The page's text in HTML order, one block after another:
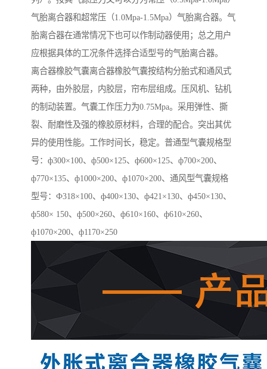
气胎离合器和超常压（1.0Mpa-1.5Mpa）气胎离合器。气
胎离合器在通常情况下也可以作制动器使用；总之用户
应根据具体的工况条件选择合适型号的气胎离合器。
离合器橡胶气囊离合器橡胶气囊按结构分胎式和通风式
两种，由外胶层，内胶层，帘布层组成。压风机、钻机
的制动装置。气囊工作压力为0.75Mpa。采用弹性、撕
裂、耐磨性及强的橡胶原材料，合理的配合。突出其优
异的使用性能。工作时间长，稳定。普通型气囊规格型
号：ф300×100、ф500×125、ф600×125、ф700×200、
ф770×135、ф1000×200、ф1070×200、通风型气囊规格
型号：Ф318×100、ф400×130、ф421×130、ф450×130、
ф580× 150、ф500×260、ф610×160、ф610×260、
ф1070×200、ф1170×250